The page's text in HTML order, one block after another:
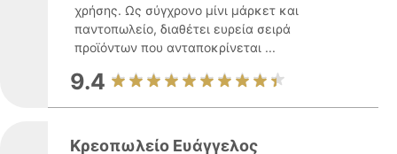
χρήσης. Ως σύγχρονο μίνι μάρκετ και
παντοπωλείο, διαθέτει ευρεία σειρά
προϊόντων που ανταποκρίνεται ...
9.4
Κρεοπωλείο Ευάγγελος